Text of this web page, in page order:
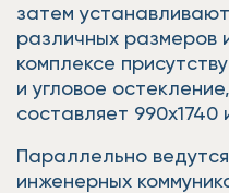
затем
различных размеров
комплексе
и угловое
составляет 990х1740
Параллельно
инженерных